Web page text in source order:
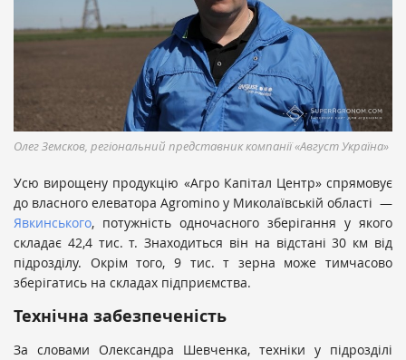
Олег Земсков, регіональний представник компанії «Август Україна»
Усю вирощену продукцію «Агро Капітал Центр» спрямовує
до власного елеватора Agromino у Миколаївській області —
Явкинського, потужність одночасного зберігання у якого
складає 42,4 тис. т. Знаходиться він на відстані 30 км від
підрозділу. Окрім того, 9 тис. т зерна може тимчасово
зберігатись на складах підприємства.
Технічна забезпеченість
За словами Олександра Шевченка, техніки у підрозділі